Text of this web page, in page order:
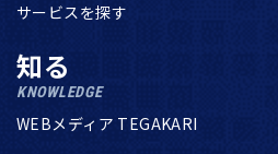
サービスを探す
知る
KNOWLEDGE
WEBメディア TEGAKARI